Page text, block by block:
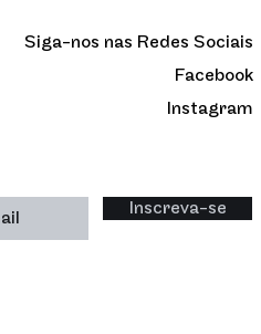
Siga-nos nas Redes Sociais
Facebook
Instagram
Inscreva-se